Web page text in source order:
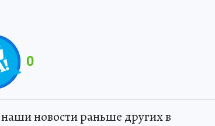
0
новости раньше других в